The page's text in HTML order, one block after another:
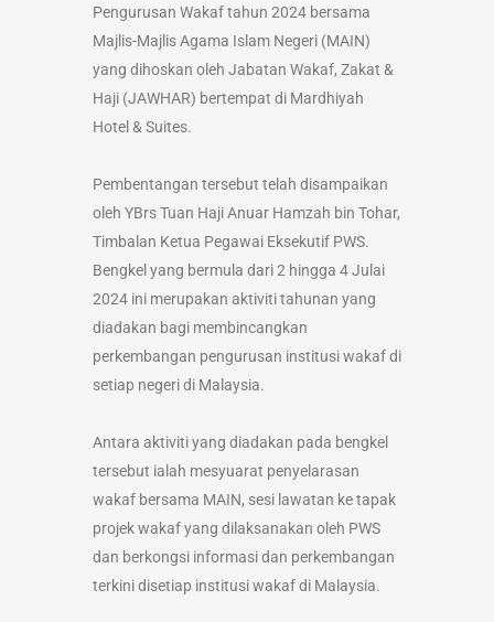
Pengurusan Wakaf tahun 2024 bersama
Majlis-Majlis Agama Islam Negeri (MAIN)
yang dihoskan oleh Jabatan Wakaf, Zakat &
Haji (JAWHAR) bertempat di Mardhiyah
Hotel & Suites.
Pembentangan tersebut telah disampaikan
oleh YBrs Tuan Haji Anuar Hamzah bin Tohar,
Timbalan Ketua Pegawai Eksekutif PWS.
Bengkel yang bermula dari 2 hingga 4 Julai
2024 ini merupakan aktiviti tahunan yang
diadakan bagi membincangkan
perkembangan pengurusan institusi wakaf di
setiap negeri di Malaysia.
Antara aktiviti yang diadakan pada bengkel
tersebut ialah mesyuarat penyelarasan
wakaf bersama MAIN, sesi lawatan ke tapak
projek wakaf yang dilaksanakan oleh PWS
dan berkongsi informasi dan perkembangan
terkini disetiap institusi wakaf di Malaysia.